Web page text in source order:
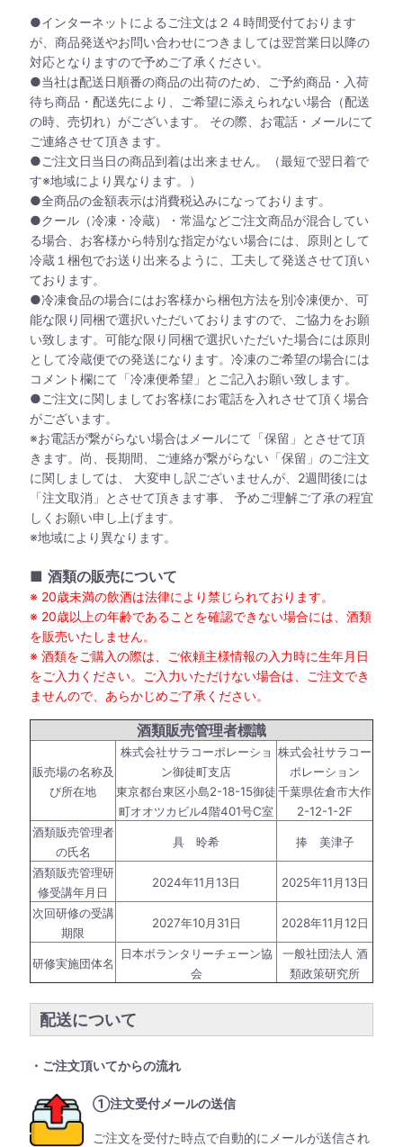
●インターネットによるご注文は２４時間受付ております
が、商品発送やお問い合わせにつきましては翌営業日以降の
対応となりますので予めご了承ください。
●当社は配送日順番の商品の出荷のため、ご予約商品・入荷
待ち商品・配送先により、ご希望に添えられない場合（配送
の時、売切れ）がございます。 その際、お電話・メールにて
ご連絡させて頂きます。
●ご注文日当日の商品到着は出来ません。（最短で翌日着で
す※地域により異なります。）
●全商品の金額表示は消費税込みになっております。
●クール（冷凍・冷蔵）・常温などご注文商品が混合してい
る場合、お客様から特別な指定がない場合には、原則として
冷蔵１梱包でお送り出来るように、工夫して発送させて頂い
ております。
●冷凍食品の場合にはお客様から梱包方法を別冷凍便か、可
能な限り同梱で選択いただいておりますので、ご協力をお願
い致します。可能な限り同梱で選択いただいた場合には原則
として冷蔵便での発送になります。冷凍のご希望の場合には
コメント欄にて「冷凍便希望」とご記入お願い致します。
●ご注文に関しましてお客様にお電話を入れさせて頂く場合
がございます。
※お電話が繋がらない場合はメールにて「保留」とさせて頂
きます。尚、長期間、ご連絡が繋がらない「保留」のご注文
に関しましては、 大変申し訳ございませんが、2週間後には
「注文取消」とさせて頂きます事、 予めご理解ご了承の程宜
しくお願い申し上げます。
※地域により異なります。
■ 酒類の販売について
※ 20歳未満の飲酒は法律により禁じられております。
※ 20歳以上の年齢であることを確認できない場合には、酒類
を販売いたしません。
※ 酒類をご購入の際は、ご依頼主様情報の入力時に生年月日
をご入力ください。ご入力いただけない場合は、ご注文でき
ませんので、あらかじめご了承ください。
酒類販売管理者標識
販売場の名称及
び所在地
株式会社サラコーポレーショ
ン御徒町支店
東京都台東区小島2-18-15御徒
町オオツカビル4階401号C室
株式会社サラコー
ポレーション
千葉県佐倉市大作
2-12-1-2F
酒類販売管理者
の氏名
具 昤希 捧 美津子
酒類販売管理研
修受講年月日
2024年11月13日 2025年11月13日
次回研修の受講
期限
2027年10月31日 2028年11月12日
研修実施団体名
日本ボランタリーチェーン協
会
一般社団法人 酒
類政策研究所
配送について
・ご注文頂いてからの流れ
①注文受付メールの送信
ご注文を受付た時点で自動的にメールが送信され